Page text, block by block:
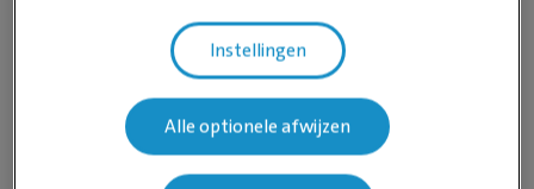
Instellingen
Alle optionele afwijzen